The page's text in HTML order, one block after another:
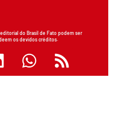
do Brasil de Fato podem ser
os devidos créditos.